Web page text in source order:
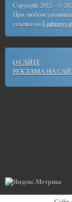
Copyright 2012 - ©
При любом
ссылка наLjubimyj-
О САЙТЕ
РЕКЛАМА НА